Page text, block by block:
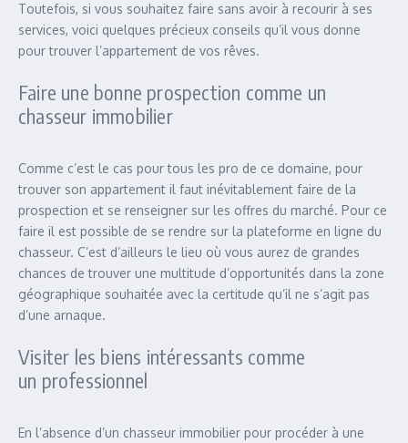
Toutefois, si vous souhaitez faire sans avoir à recourir à ses
services, voici quelques précieux conseils qu’il vous donne
pour trouver l’appartement de vos rêves.
Faire une bonne prospection comme un
chasseur immobilier
Comme c’est le cas pour tous les pro de ce domaine, pour
trouver son appartement il faut inévitablement faire de la
prospection et se renseigner sur les offres du marché. Pour ce
faire il est possible de se rendre sur la plateforme en ligne du
chasseur. C’est d’ailleurs le lieu où vous aurez de grandes
chances de trouver une multitude d’opportunités dans la zone
géographique souhaitée avec la certitude qu’il ne s’agit pas
d’une arnaque.
Visiter les biens intéressants comme
un professionnel
En l’absence d’un chasseur immobilier pour procéder à une